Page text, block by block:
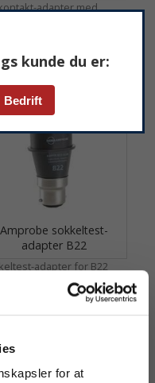
for at
kunde du er:
Bedrift
adapter med
Amprobe sokkeltest-
adapter B22
adapter for B22